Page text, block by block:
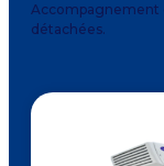
Accompagnement
détachées.